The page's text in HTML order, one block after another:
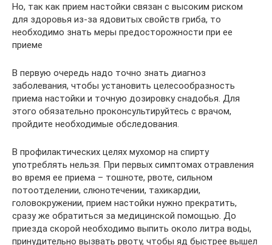
Но, так как прием настойки связан с высоким риском
для здоровья из-за ядовитых свойств гриба, то
необходимо знать меры предосторожности при ее
приеме
В первую очередь надо точно знать диагноз
заболевания, чтобы установить целесообразность
приема настойки и точную дозировку снадобья. Для
этого обязательно проконсультируйтесь с врачом,
пройдите необходимые обследования.
В профилактических целях мухомор на спирту
употреблять нельзя. При первых симптомах отравления
во время ее приема – тошноте, рвоте, сильном
потоотделении, слюнотечении, тахикардии,
головокружении, прием настойки нужно прекратить,
сразу же обратиться за медицинской помощью. До
приезда скорой необходимо выпить около литра воды,
принудительно вызвать рвоту, чтобы яд быстрее вышел